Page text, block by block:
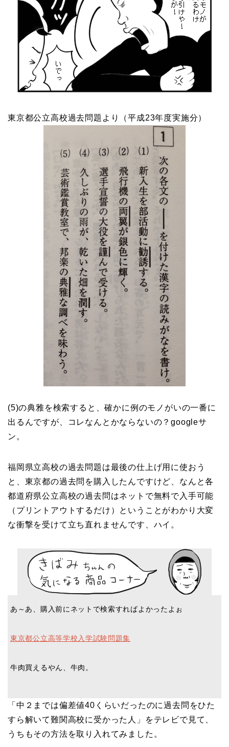
東京都公立高校過去問題より（平成23年度実施分）
(5)の典雅を検索すると、確かに例のモノがいの一番に
出るんですが、コレなんとかならないの？googleサ
ン。
福岡県立高校の過去問題は最後の仕上げ用に使おう
と、東京都の過去問を購入したんですけど、なんと各
都道府県公立高校の過去問はネットで無料で入手可能
（プリントアウトするだけ）ということがわかり大変
な衝撃を受けて立ち直れませんです、ハイ。
あ～あ、購入前にネットで検索すればよかったよぉ
東京都公立高等学校入学試験問題集
牛肉買えるやん、牛肉。
「中２までは偏差値40くらいだったのに過去問をひた
すら解いて難関高校に受かった人」をテレビで見て、
うちもその方法を取り入れてみました。